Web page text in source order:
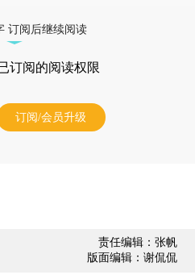
订阅后继续阅读
订阅的阅读权限
订阅/会员升级
责任编辑：张帆
版面编辑：谢侃侃